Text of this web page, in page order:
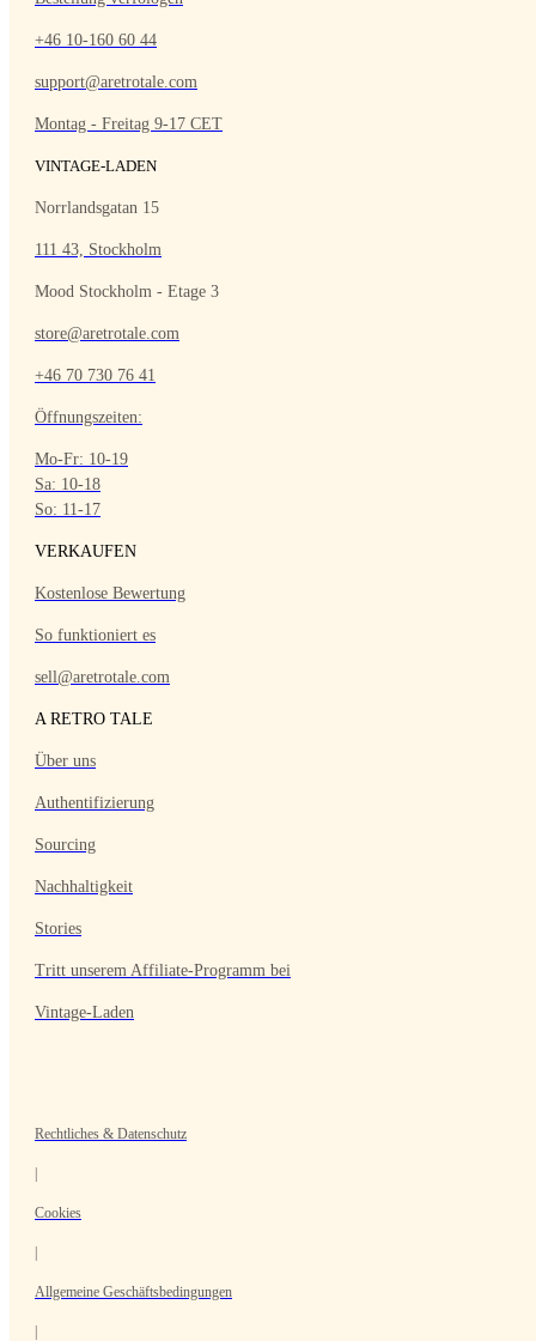
+46 10-160 60 44
support@aretrotale.com
Montag - Freitag 9-17 CET
VINTAGE-LADEN
Norrlandsgatan 15
111 43, Stockholm
Mood Stockholm - Etage 3
store@aretrotale.com
+46 70 730 76 41
Öffnungszeiten:
Mo-Fr: 10-19
Sa: 10-18
So: 11-17
VERKAUFEN
Kostenlose Bewertung
So funktioniert es
sell@aretrotale.com
A RETRO TALE
Über uns
Authentifizierung
Sourcing
Nachhaltigkeit
Stories
Tritt unserem Affiliate-Programm bei
Vintage-Laden
Rechtliches & Datenschutz
Cookies
Allgemeine Geschäftsbedingungen